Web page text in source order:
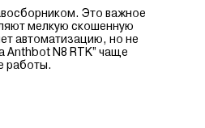
Это важное
мелкую скошенную
автоматизацию, но не
Anthbot N8 RTK” чаще
работы.